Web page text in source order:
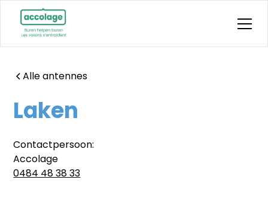
Alle antennes
Laken
Contactpersoon:
Accolage
0484 48 38 33